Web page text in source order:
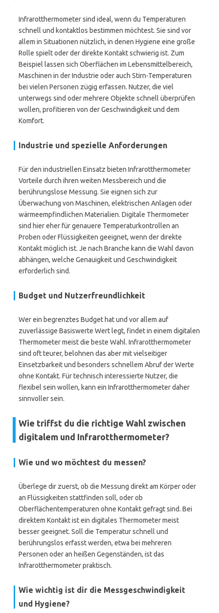
Infrarotthermometer sind ideal, wenn du Temperaturen
schnell und kontaktlos bestimmen möchtest. Sie sind vor
allem in Situationen nützlich, in denen Hygiene eine große
Rolle spielt oder der direkte Kontakt schwierig ist. Zum
Beispiel lassen sich Oberflächen im Lebensmittelbereich,
Maschinen in der Industrie oder auch Stirn-Temperaturen
bei vielen Personen zügig erfassen. Nutzer, die viel
unterwegs sind oder mehrere Objekte schnell überprüfen
wollen, profitieren von der Geschwindigkeit und dem
Komfort.
Industrie und spezielle Anforderungen
Für den industriellen Einsatz bieten Infrarotthermometer
Vorteile durch ihren weiten Messbereich und die
berührungslose Messung. Sie eignen sich zur
Überwachung von Maschinen, elektrischen Anlagen oder
wärmeempfindlichen Materialien. Digitale Thermometer
sind hier eher für genauere Temperaturkontrollen an
Proben oder Flüssigkeiten geeignet, wenn der direkte
Kontakt möglich ist. Je nach Branche kann die Wahl davon
abhängen, welche Genauigkeit und Geschwindigkeit
erforderlich sind.
Budget und Nutzerfreundlichkeit
Wer ein begrenztes Budget hat und vor allem auf
zuverlässige Basiswerte Wert legt, findet in einem digitalen
Thermometer meist die beste Wahl. Infrarotthermometer
sind oft teurer, belohnen das aber mit vielseitiger
Einsetzbarkeit und besonders schnellem Abruf der Werte
ohne Kontakt. Für technisch interessierte Nutzer, die
flexibel sein wollen, kann ein Infrarotthermometer daher
sinnvoller sein.
Wie triffst du die richtige Wahl zwischen
digitalem und Infrarotthermometer?
Wie und wo möchtest du messen?
Überlege dir zuerst, ob die Messung direkt am Körper oder
an Flüssigkeiten stattfinden soll, oder ob
Oberflächentemperaturen ohne Kontakt gefragt sind. Bei
direktem Kontakt ist ein digitales Thermometer meist
besser geeignet. Soll die Temperatur schnell und
berührungslos erfasst werden, etwa bei mehreren
Personen oder an heißen Gegenständen, ist das
Infrarotthermometer praktisch.
Wie wichtig ist dir die Messgeschwindigkeit
und Hygiene?